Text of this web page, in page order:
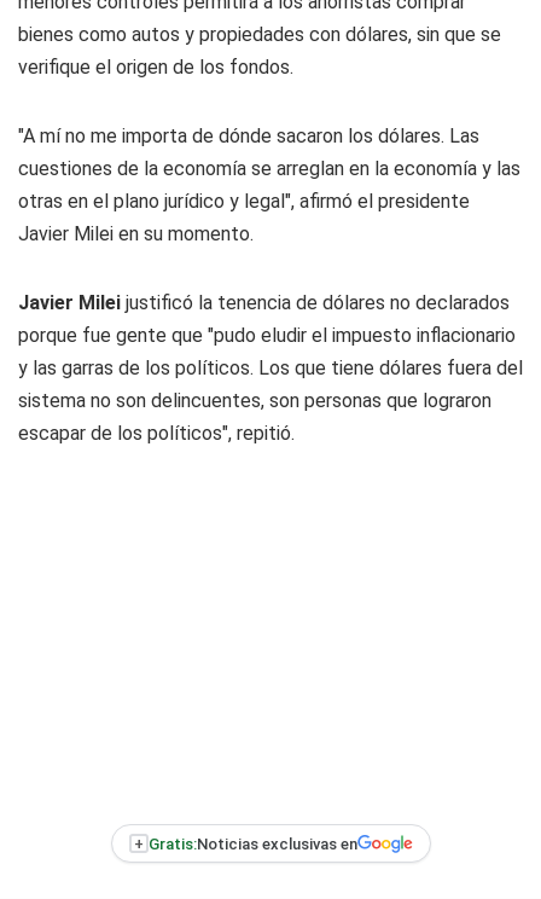
bienes como autos y propiedades con dólares, sin que se
verifique el origen de los fondos.
"A mí no me importa de dónde sacaron los dólares. Las
cuestiones de la economía se arreglan en la economía y las
otras en el plano jurídico y legal", afirmó el presidente
Javier Milei en su momento.
Javier Milei justificó la tenencia de dólares no declarados
porque fue gente que "pudo eludir el impuesto inflacionario
y las garras de los políticos. Los que tiene dólares fuera del
sistema no son delincuentes, son personas que lograron
escapar de los políticos", repitió.
+ Gratis:Noticias exclusivas en